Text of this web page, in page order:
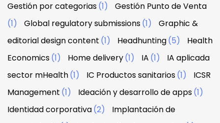
Gestión por categorias(1)
Gestión Punto de Venta
(1)
Global regulatory submissions(1)
Graphic &
editorial design content (1) Headhunting(5)
Health
Economics(1) Home delivery(1) IA (1)
IA aplicada
sector mHealth(1) IC Productos sanitarios(1)
ICSR
Management (1) Ideación y desarrollo de apps(1)
Identidad corporativa(2)
Implantación de